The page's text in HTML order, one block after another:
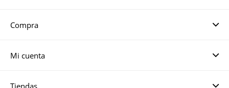
Compra
Mi cuenta
Tiendas